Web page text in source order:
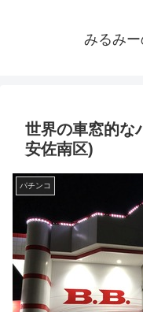
みるみ
世界の車窓的な
安佐南区)
パチンコ